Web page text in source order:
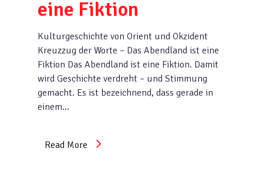
eine Fiktion
Kulturgeschichte von Orient und Okzident
Kreuzzug der Worte – Das Abendland ist eine
Fiktion Das Abendland ist eine Fiktion. Damit
wird Geschichte verdreht – und Stimmung
gemacht. Es ist bezeichnend, dass gerade in
einem…
Read More